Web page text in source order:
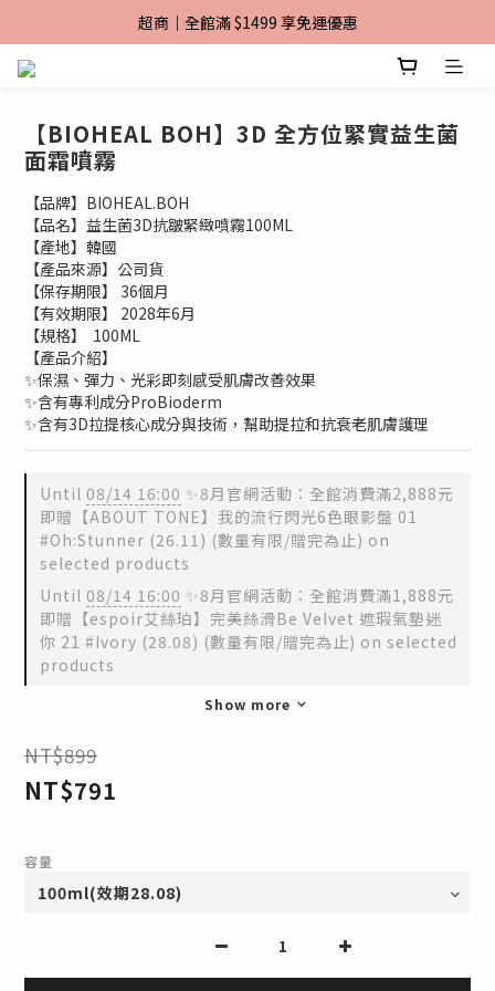
加入TiMO Beauty會員享$30元購物金
加入TiMO Beauty會員享$30元購物金
【BIOHEAL BOH】3D 全方位緊實益生菌
面霜噴霧
【品牌】BIOHEAL.BOH
【品名】益生菌3D抗皺緊緻噴霧100ML
【產地】韓國
【產品來源】公司貨
【保存期限】 36個月
【有效期限】 2028年6月
【規格】  100ML
【產品介紹】
✨保濕、彈力、光彩即刻感受肌膚改善效果
✨含有專利成分ProBioderm
✨含有3D拉提核心成分與技術，幫助提拉和抗衰老肌膚護理
Until 08/14 16:00 ✨8月官網活動：全館消費滿2,888元
即贈【ABOUT TONE】我的流行閃光6色眼影盤 01
#Oh:Stunner (26.11) (數量有限/贈完為止) on
selected products
Until 08/14 16:00 ✨8月官網活動：全館消費滿1,888元
即贈【espoir艾絲珀】完美絲滑Be Velvet 遮瑕氣墊迷
你 21 #Ivory (28.08) (數量有限/贈完為止) on selected
products
Show more
NT$899
NT$791
容量